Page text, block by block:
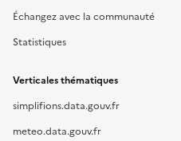
Échangez avec la communauté
Statistiques
Verticales thématiques
simplifions.data.gouv.fr
meteo.data.gouv.fr